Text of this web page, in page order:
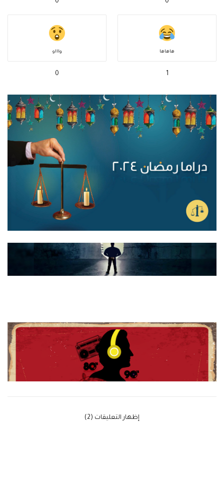
هاهاها
1
واااو
0
‫إظهار التعليقات (2)